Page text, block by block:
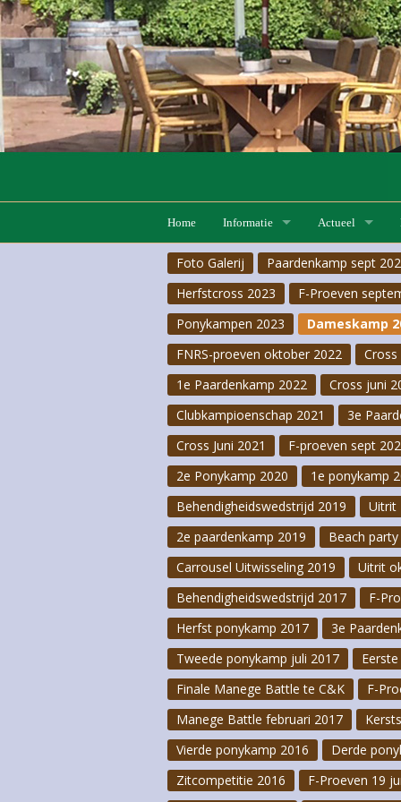
Home Informatie
Lessen Lesaanbod
Lesrooster
Pensionstalling
FNRS
Pony- & Ruiterkampen
Actueel
F-Proeven 20
Hobby horse
Pas-de-deux
F-Proeven 18
F-Proeven 21
Opruimactie
Foto Galerij Paardenkamp sept
Herfstcross 2023
F-Proeven
Ponykampen 2023
Dameskamp
FNRS-proeven oktober 2022
1e Paardenkamp 2022
Cross juni
Clubkampioenschap 2021
3e
Cross Juni 2021
F-proeven sept
2e Ponykamp 2020
1e ponykamp
Behendigheidswedstrijd 2019
Uitrit
2e paardenkamp 2019
Beach party
Carrousel Uitwisseling 2019
Uitrit
Behendigheidswedstrijd 2017
F-
Herfst ponykamp 2017
3e
Tweede ponykamp juli 2017
Finale Manege Battle te C&K
F-
Manege Battle februari 2017
Vierde ponykamp 2016
Derde
Zitcompetitie 2016
F-Proeven 19